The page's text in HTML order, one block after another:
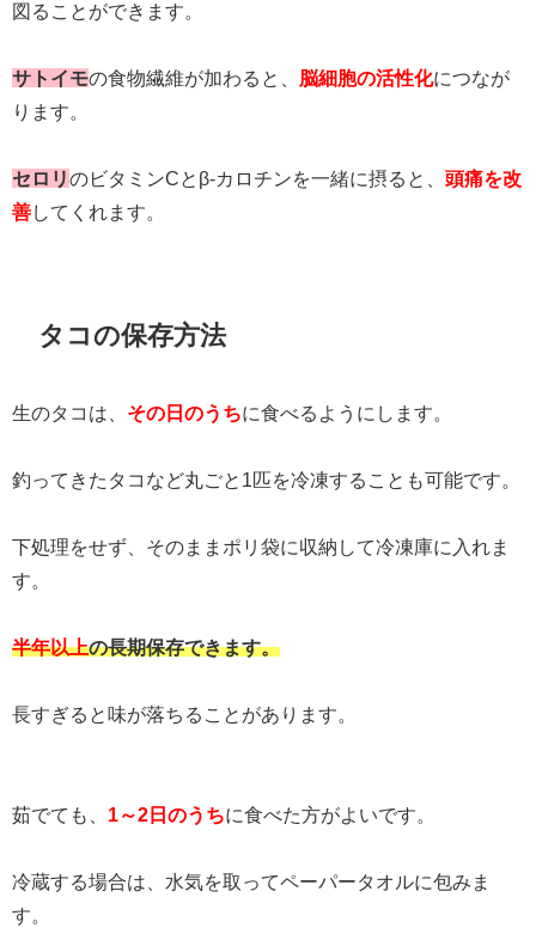
図ることができます。
サトイモの食物繊維が加わると、 脳細胞の活性化につなが
ります。
セロリのビタミンCとβ-カロチンを一緒に摂ると、 頭痛を改
善してくれます。
タコの保存方法
生のタコは、 その日のうちに食べるようにします。
釣ってきたタコなど丸ごと1匹を冷凍することも可能です。
下処理をせず、そのままポリ袋に収納して冷凍庫に入れま
す。
半年以上の長期保存できます。
長すぎると味が落ちることがあります。
茹でても、 1～2日のうちに食べた方がよいです。
冷蔵する場合は、水気を取ってペーパータオルに包みま
す。